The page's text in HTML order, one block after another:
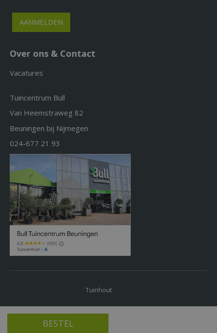
Over ons & Contact
Vacatures
Tuincentrum Bull
Van Heemstraweg 82
Beuningen bij Nijmegen
024-677 21 93
Tuinhout